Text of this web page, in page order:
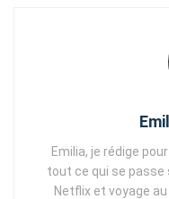
Emilia, je rédige
tout ce qui se passe
Netflix et voyage